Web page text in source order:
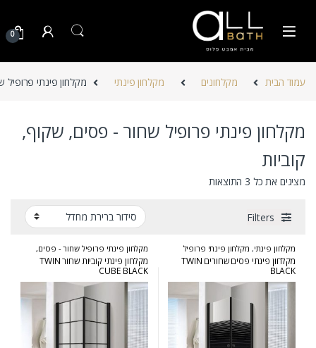
0
עמוד הבית מקלחונים מקלחון פינתי מקלחון פינתי
מקלחון פינתי פרופיל שחור - פסים, שקוף,
קוביות
מציגים את כל ⁦3⁩ התוצאות
Filters
מקלחון פינתי, מקלחון פינתי פרופיל
שחור - פסים, שקוף, קוביות,מקלחונים
מקלחון פינתי פסים שחורים TWIN
BLACK
מקלחון פינתי פרופיל שחור - פסים,
שקוף, קוביות, מקלחונים
מקלחון פינתי קוביות שחור TWIN
CUBE BLACK